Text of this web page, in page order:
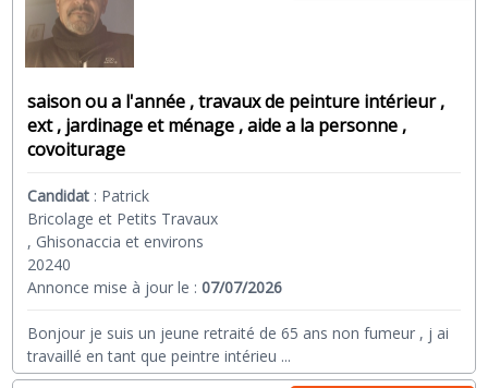
saison ou a l'année , travaux de peinture intérieur ,
ext , jardinage et ménage , aide a la personne ,
covoiturage
Candidat : Patrick
Bricolage et Petits Travaux
, Ghisonaccia et environs
20240
Annonce mise à jour le :07/07/2026
Bonjour je suis un jeune retraité de 65 ans non fumeur , j ai
travaillé en tant que peintre intérieu ...